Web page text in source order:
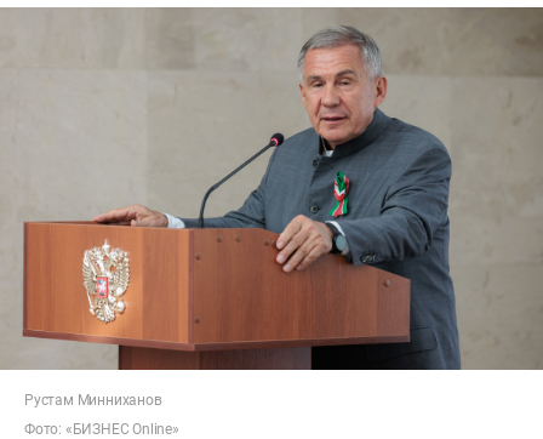
Рустам Минниханов
Фото: «БИЗНЕС Online»